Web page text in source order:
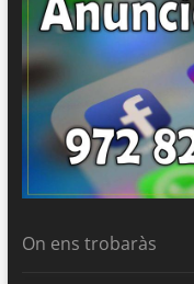
On ens trobaràs